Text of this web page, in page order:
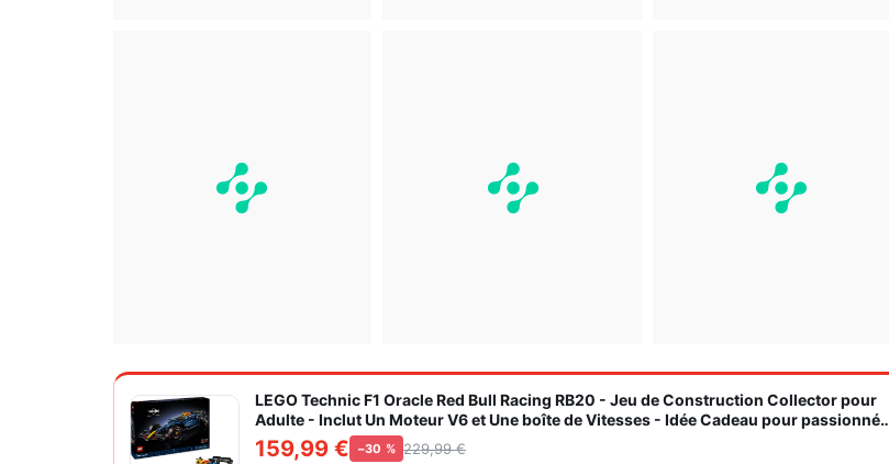
LEGO Technic F1 Oracle Red Bull Racing RB20 - Jeu de Construction Collector pour
Adulte - Inclut Un Moteur V6 et Une boîte de Vitesses - Idée Cadeau pour passionnés
de Formule 1 42206
159,99 € −30 % 229,99 €